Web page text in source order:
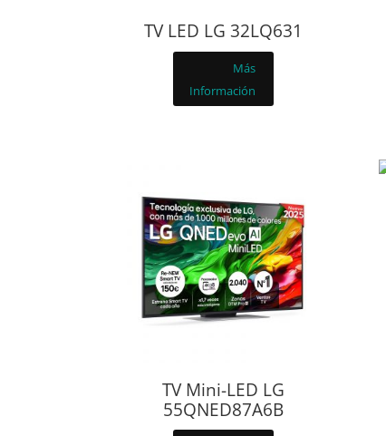
TV LED LG 32LQ631
Más
Información
TV Mini-LED LG
55QNED87A6B